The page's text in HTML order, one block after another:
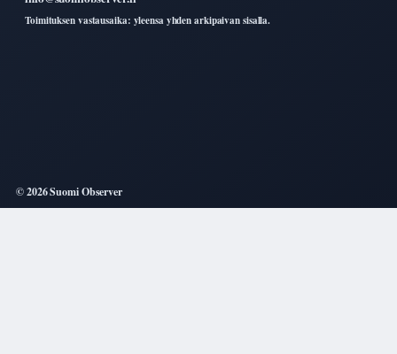
Toimituksen vastausaika: yleensa yhden arkipaivan sisalla.
© 2026 Suomi Observer